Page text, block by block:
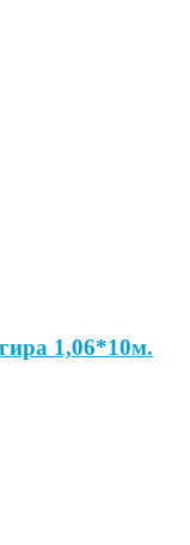
1,06*10м.